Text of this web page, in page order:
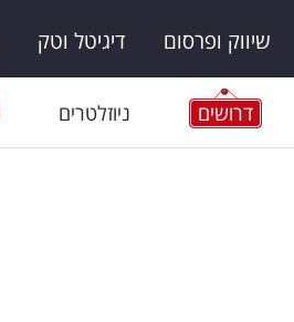
שיווק ופרסום דיגיטל וטק
דרושים ניוזלטרים